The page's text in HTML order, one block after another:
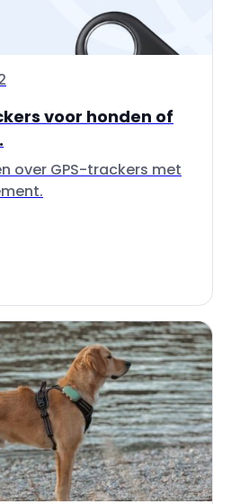
voor honden of
over GPS-trackers met